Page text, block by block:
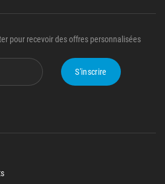
pour recevoir des offres personnalisées
S'inscrire